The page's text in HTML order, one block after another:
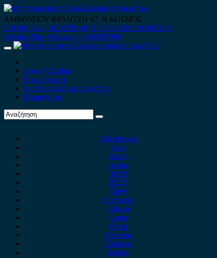
Skip
to
content
ΑΜΒΡΟΣΙΟΥ ΦΡΑΝΤΖΗ 67, Ν.ΚΟΣΜΟΣ
210 9012444 210 9239148 210 9238158 210 9026839
Κινητό-Viber-whatsapp : 6980507900
Primary
Αρχική Σελίδα
Ποιοί είμαστε
Ανταλλακτικά Αυτοκινήτων
Επικοινωνία
Alfa Romeo
Audi
Austin
Acura
BMW
BYD
Chery
Chevrolet
Citroen
Cupra
Dacia
Daewoo
Daihatsu
Dodge